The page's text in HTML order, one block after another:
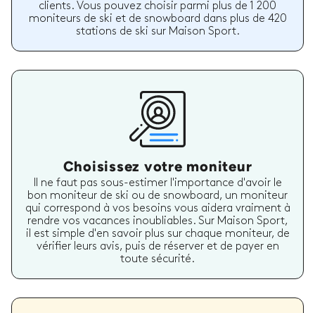
clients. Vous pouvez choisir parmi plus de 1 200
moniteurs de ski et de snowboard dans plus de 420
stations de ski sur Maison Sport.
Choisissez votre moniteur
Il ne faut pas sous-estimer l'importance d'avoir le
bon moniteur de ski ou de snowboard, un moniteur
qui correspond à vos besoins vous aidera vraiment à
rendre vos vacances inoubliables. Sur Maison Sport,
il est simple d'en savoir plus sur chaque moniteur, de
vérifier leurs avis, puis de réserver et de payer en
toute sécurité.